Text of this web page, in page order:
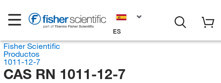
ES
Fisher Scientific
Productos
1011-12-7
CAS RN 1011-12-7